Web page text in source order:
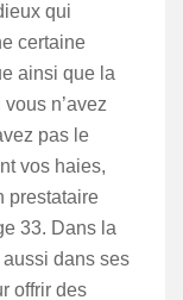
qui
certaine
ainsi que la
n’avez
pas le
vos haies,
prestataire
33. Dans la
dans ses
offrir des